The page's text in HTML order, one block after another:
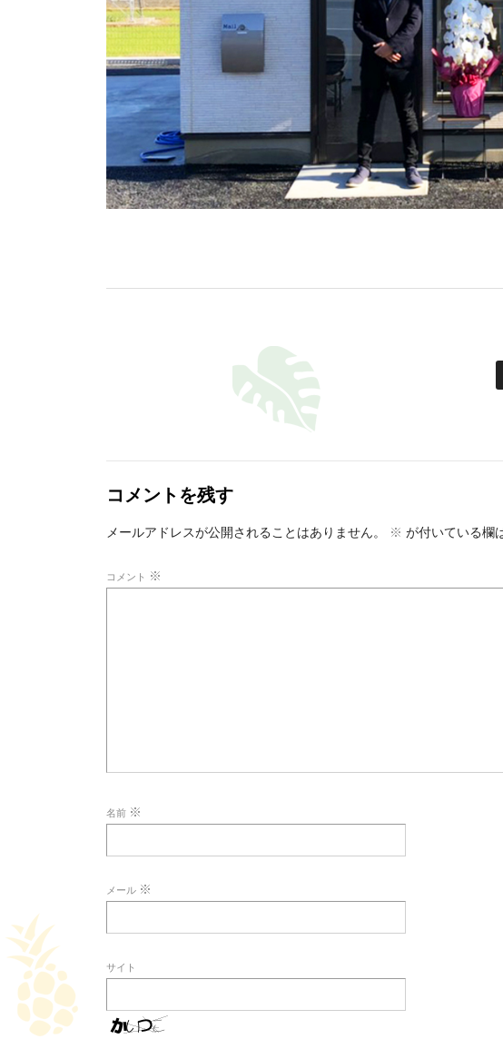
コメントを残す
メールアドレスが公開されることはありません。 ※ が付いている欄
コメント ※
名前 ※
メール ※
サイト